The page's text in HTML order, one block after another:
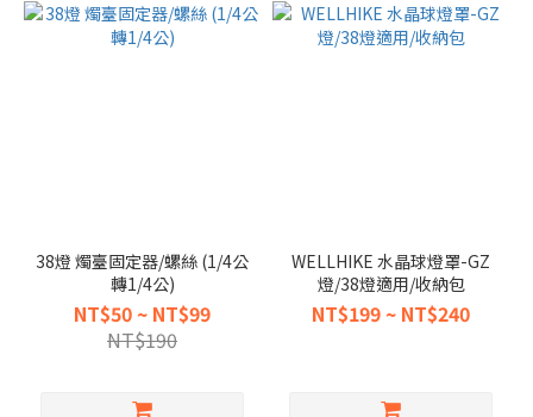
38燈 燭臺固定器/螺絲 (1/4公
轉1/4公)
NT$50 ~ NT$99
NT$190
WELLHIKE 水晶球燈罩-GZ
燈/38燈適用/收納包
NT$199 ~ NT$240